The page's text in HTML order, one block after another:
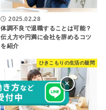
2025.02.28
体調不良で退職することは可能？
伝え方や円満に会社を辞めるコツ
を紹介
ひきこもりの生活の疑問
×